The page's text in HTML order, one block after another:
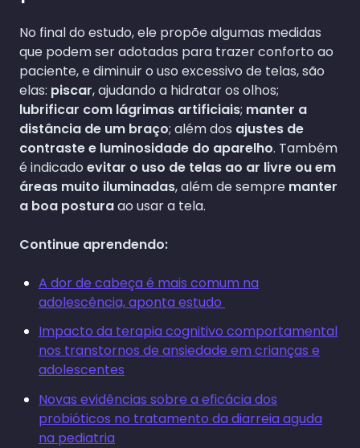
No final do estudo, ele propõe algumas medidas
que podem ser adotadas para trazer conforto ao
paciente, e diminuir o uso excessivo de telas, são
elas: piscar, ajudando a hidratar os olhos;
lubrificar com lágrimas artificiais; manter a
distância de um braço; além dos ajustes de
contraste e luminosidade do aparelho. Também
é indicado evitar o uso de telas ao ar livre ou em
áreas muito iluminadas, além de sempre manter
a boa posturaao usar a tela.
Continue aprendendo:
A dor de cabeça é mais comum na
adolescência, aponta estudo
Impacto da terapia cognitivo comportamental
nos transtornos de ansiedade em crianças e
adolescentes
Novas evidências sobre a eficácia dos
probióticos no tratamento da diarreia aguda
na pediatria